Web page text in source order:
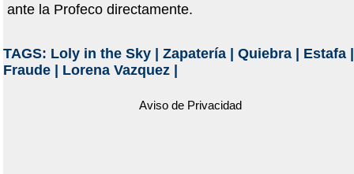
ante la Profeco directamente.
TAGS: Loly in the Sky| Zapatería| Quiebra| Estafa|
Fraude| Lorena Vazquez|
Aviso de Privacidad